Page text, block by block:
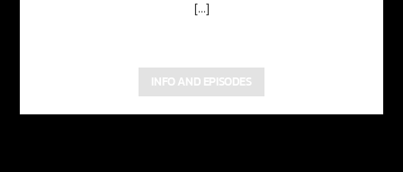
[...]
INFO AND EPISODES